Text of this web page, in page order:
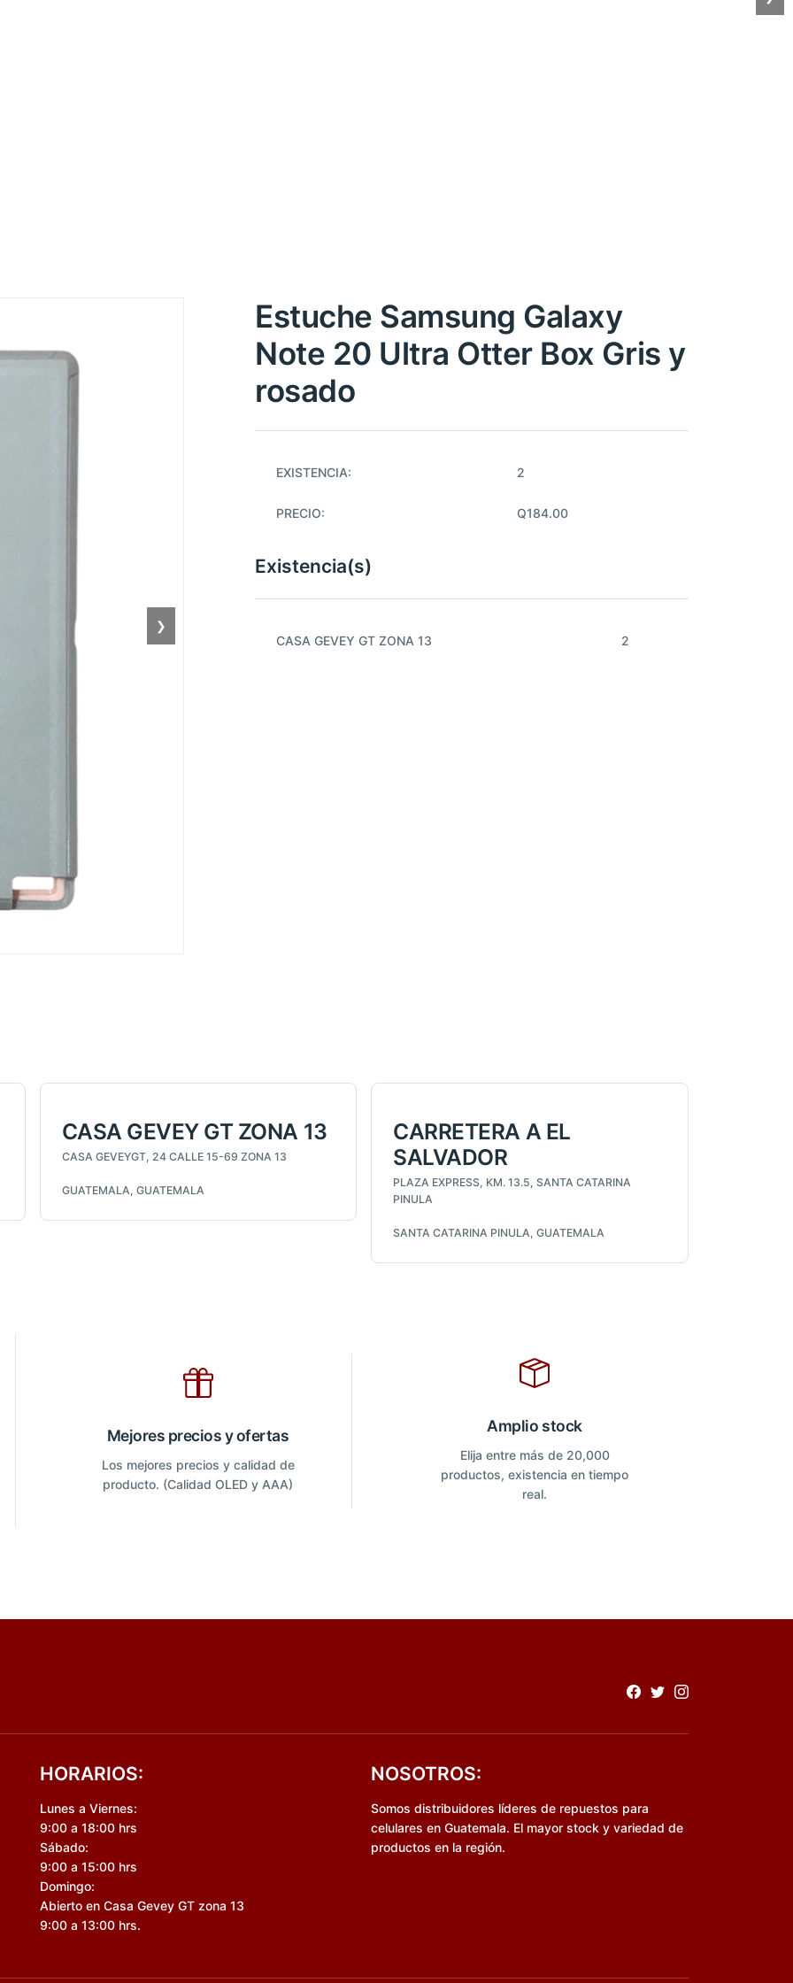
❯
Estuche Samsung Galaxy
Note 20 Ultra Otter Box Gris y
rosado
EXISTENCIA: 2
PRECIO: Q184.00
Existencia(s)
CASA GEVEY GT ZONA 13 2
CASA GEVEY GT ZONA 13
CASA GEVEYGT, 24 CALLE 15-69 ZONA 13
GUATEMALA, GUATEMALA
CARRETERA A EL
SALVADOR
PLAZA EXPRESS, KM. 13.5, SANTA CATARINA
PINULA
SANTA CATARINA PINULA, GUATEMALA
Mejores precios y ofertas
Los mejores precios y calidad de
producto. (Calidad OLED y AAA)
Amplio stock
Elija entre más de 20,000
productos, existencia en tiempo
real.
HORARIOS:
Lunes a Viernes:
9:00 a 18:00 hrs
Sábado:
9:00 a 15:00 hrs
Domingo:
Abierto en Casa Gevey GT zona 13
9:00 a 13:00 hrs.
NOSOTROS:
Somos distribuidores líderes de repuestos para
celulares en Guatemala. El mayor stock y variedad de
productos en la región.